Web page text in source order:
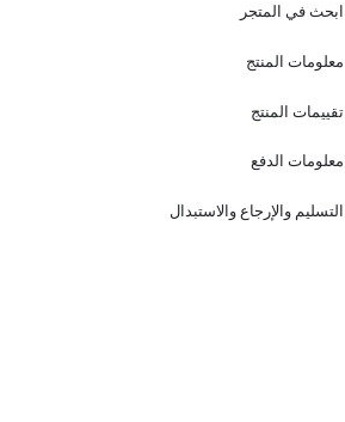
ابحث في المتجر
معلومات المنتج
تقييمات المنتج
معلومات الدفع
التسليم والإرجاع والاستبدال